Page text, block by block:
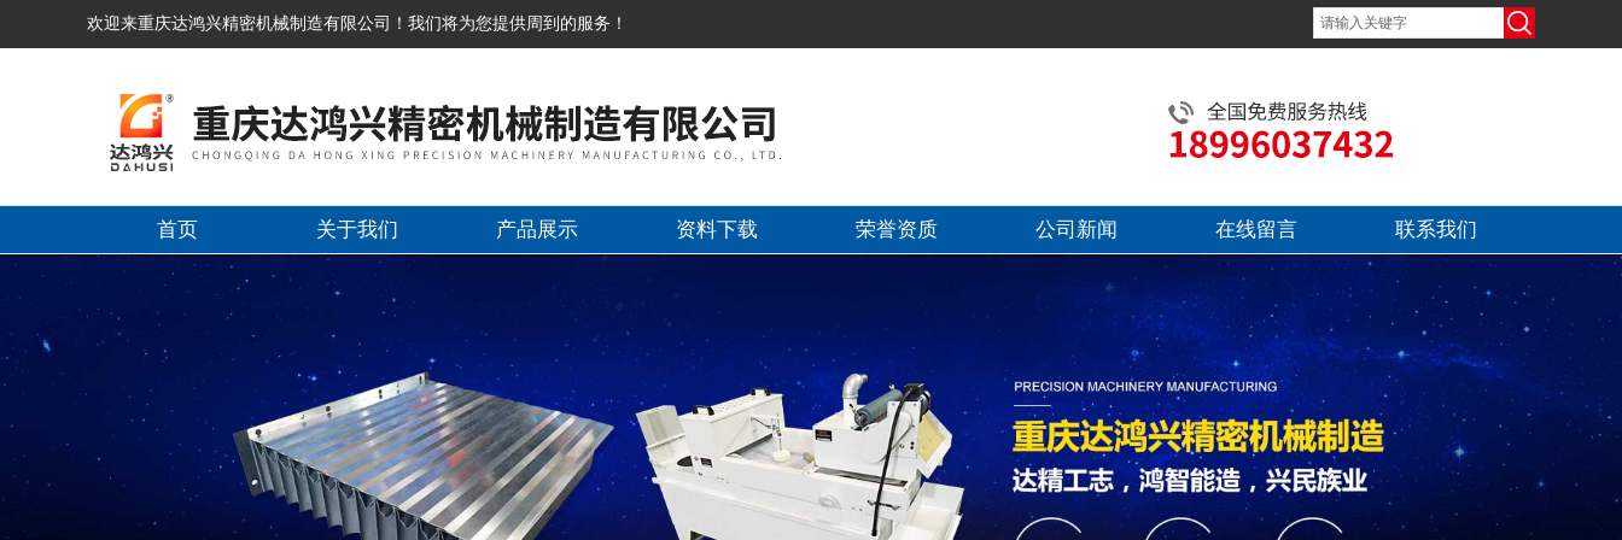
欢迎来重庆达鸿兴精密机械制造有限公司！我们将为您提供周到的服务！
首页 关于我们 产品展示 资料下载 荣誉资质 公司新闻 在线留言 联系我们